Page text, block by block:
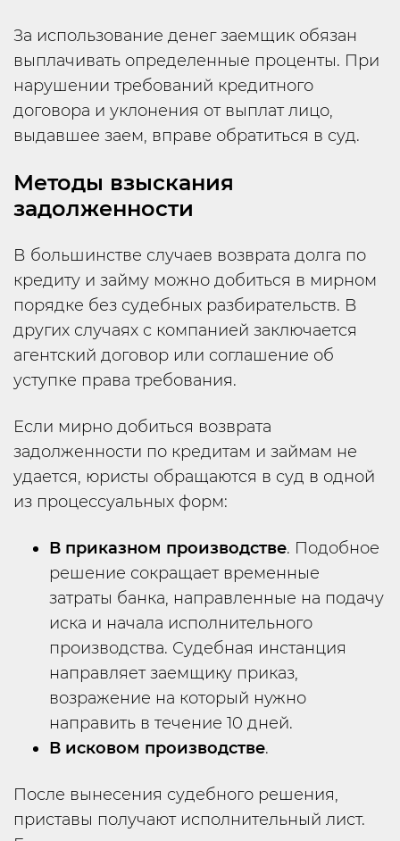
За использование денег заемщик обязан
выплачивать определенные проценты. При
нарушении требований кредитного
договора и уклонения от выплат лицо,
выдавшее заем, вправе обратиться в суд.
Методы взыскания
задолженности
В большинстве случаев возврата долга по
кредиту и займу можно добиться в мирном
порядке без судебных разбирательств. В
других случаях с компанией заключается
агентский договор или соглашение об
уступке права требования.
Если мирно добиться возврата
задолженности по кредитам и займам не
удается, юристы обращаются в суд в одной
из процессуальных форм:
В приказном производстве. Подобное
решение сокращает временные
затраты банка, направленные на подачу
иска и начала исполнительного
производства. Судебная инстанция
направляет заемщику приказ,
возражение на который нужно
направить в течение 10 дней.
В исковом производстве.
После вынесения судебного решения,
приставы получают исполнительный лист.